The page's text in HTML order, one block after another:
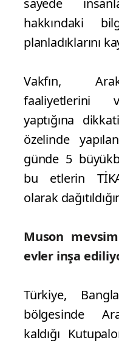
sayede
hakkındaki
planladıklarını
Vakfın,
faaliyetlerini
yaptığına
özelinde
günde 5
bu etlerin
olarak
Muson
evler inşa
Türkiye,
bölgesinde
kaldığı